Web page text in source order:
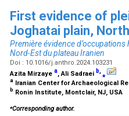
First evidence of
Joghatai plain,
Première évidence
Nord-Est du plateau Iranien
Doi : 10.1016/j.anthro.2024.103231
Azita Mirzaye a, Ali Sadraei b,⁎
a Iranian Center for Archaeological
b Ronin Institute, Montclair, NJ, USA
⁎Corresponding author.